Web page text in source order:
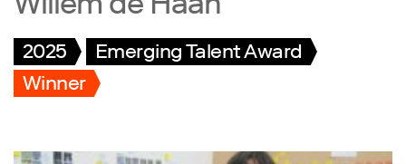
Willem de Haan
2025
Emerging Talent Award
Winner